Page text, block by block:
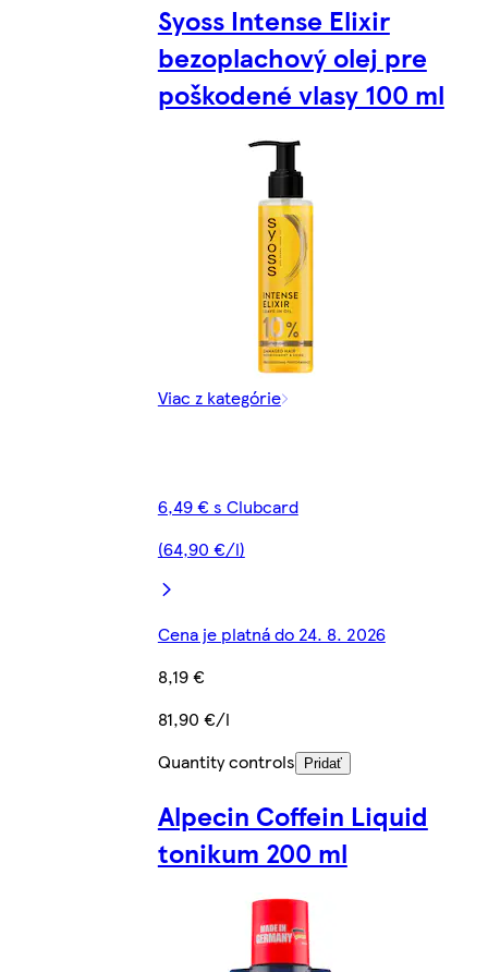
Syoss Intense Elixir
bezoplachový olej pre
poškodené vlasy 100 ml
Viac z kategórie
6,49 € s Clubcard
(64,90 €/l)
Cena je platná do 24. 8. 2026
8,19 €
81,90 €/l
Quantity controls
Pridať
Alpecin Coffein Liquid
tonikum 200 ml